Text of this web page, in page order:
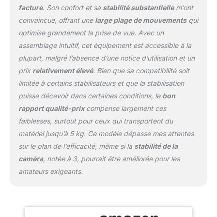
d'ajuster l'angle du bras
de vue. Grande
amplitude verticale avec
mode Low Mode : Le
bras à ressort en acier
molette de réglage de la
tension, supporte des
charges jusqu'à 5 kg (11
lb) et offre une large
verticaux, y compris le
mode Low Mode pour
les prises de vue au ras
du sol et les angles
avec les modèles
facture. Son confort et sa stabilité substantiellem’ont
convaincue, offrant une large plage de mouvementsqui
optimise grandement la prise de vue. Avec un
assemblage intuitif, cet équipement est accessible à la
plupart, malgré l’absence d’une notice d’utilisation et un
prix relativement élevé. Bien que sa compatibilité soit
limitée à certains stabilisateurs et que la stabilisation
puisse décevoir dans certaines conditions, le bon
rapport qualité-prixcompense largement ces
faiblesses, surtout pour ceux qui transportent du
matériel jusqu’à 5 kg. Ce modèle dépasse mes attentes
sur le plan de l’efficacité, même si la stabilité de la
caméra, notée à 3, pourrait être améliorée pour les
amateurs exigeants.